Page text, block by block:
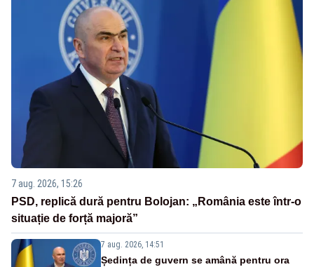
7 aug. 2026, 15:26
PSD, replică dură pentru Bolojan: „România este într-o
situație de forță majoră”
7 aug. 2026, 14:51
Ședința de guvern se amână pentru ora